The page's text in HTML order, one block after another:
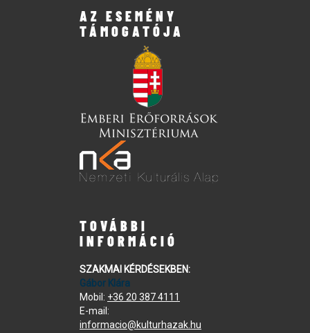
AZ ESEMÉNY
TÁMOGATÓJA
TOVÁBBI
INFORMÁCIÓ
SZAKMAI KÉRDÉSEKBEN:
Gábor Klára
Mobil: +36 20 387 4111
E-mail:
informacio@kulturhazak.hu